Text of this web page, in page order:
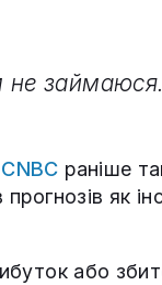
CNBC раніше
прогнозів як
або